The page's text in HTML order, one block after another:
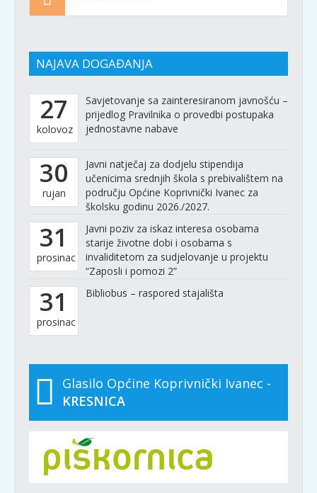
NAJAVA DOGAĐANJA
27
kolovoz
Savjetovanje sa zainteresiranom javnošću –
prijedlog Pravilnika o provedbi postupaka
jednostavne nabave
30
rujan
Javni natječaj za dodjelu stipendija
učenicima srednjih škola s prebivalištem na
području Općine Koprivnički Ivanec za
školsku godinu 2026./2027.
31
prosinac
Javni poziv za iskaz interesa osobama
starije životne dobi i osobama s
invaliditetom za sudjelovanje u projektu
“Zaposli i pomozi 2”
31
prosinac
Bibliobus – raspored stajališta
Glasilo Općine Koprivnički Ivanec -
KRESNICA